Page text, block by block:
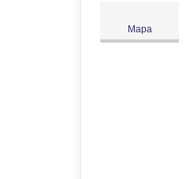
Sex:
Mapa